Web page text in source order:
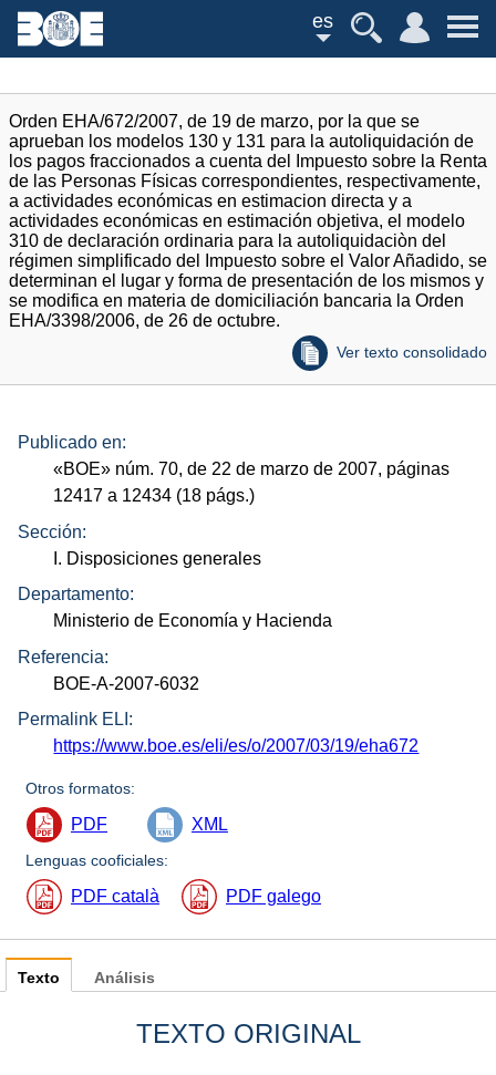
es
Orden EHA/672/2007, de 19 de marzo, por la que se
aprueban los modelos 130 y 131 para la autoliquidación de
los pagos fraccionados a cuenta del Impuesto sobre la Renta
de las Personas Físicas correspondientes, respectivamente,
a actividades económicas en estimacion directa y a
actividades económicas en estimación objetiva, el modelo
310 de declaración ordinaria para la autoliquidaciòn del
régimen simplificado del Impuesto sobre el Valor Añadido, se
determinan el lugar y forma de presentación de los mismos y
se modifica en materia de domiciliación bancaria la Orden
EHA/3398/2006, de 26 de octubre.
Ver texto consolidado
Publicado en:
«BOE» núm. 70, de 22 de marzo de 2007, páginas
12417 a 12434 (18 págs.)
Sección:
I. Disposiciones generales
Departamento:
Ministerio de Economía y Hacienda
Referencia:
BOE-A-2007-6032
Permalink ELI:
https://www.boe.es/eli/es/o/2007/03/19/eha672
Otros formatos:
PDF XML
Lenguas cooficiales:
PDF català PDF galego
Texto
TEXTO ORIGINAL
Análisis